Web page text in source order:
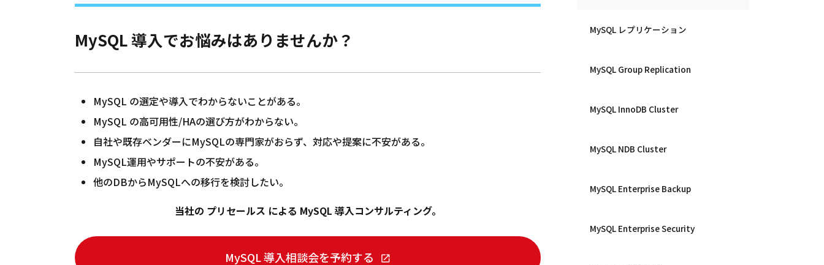
MySQL 導入でお悩みはありませんか？
MySQL の選定や導入でわからないことがある。
MySQL の高可用性/HAの選び方がわからない。
自社や既存ベンダーにMySQLの専門家がおらず、対応や提案に不安がある。
MySQL運用やサポートの不安がある。
他のDBからMySQLへの移行を検討したい。
当社の プリセールス による MySQL 導入コンサルティング。
MySQL 導入相談会を予約する
MySQL レプリケーション
MySQL Group Replication
MySQL InnoDB Cluster
MySQL NDB Cluster
MySQL Enterprise Backup
MySQL Enterprise Security